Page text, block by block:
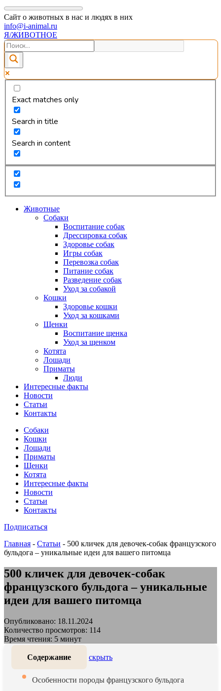
Сайт о животных в нас и людях в них
info@i-animal.ru
Я/ЖИВОТНОЕ
Exact matches only
Search in title
Search in content
Животные
Собаки
Воспитание собак
Дрессировка собак
Здоровье собак
Игры собак
Перевозка собак
Питание собак
Разведение собак
Уход за собакой
Кошки
Здоровье кошки
Уход за кошками
Щенки
Воспитание щенка
Уход за щенком
Котята
Лошади
Приматы
Люди
Интересные факты
Новости
Статьи
Контакты
Собаки
Кошки
Лошади
Приматы
Щенки
Котята
Интересные факты
Новости
Статьи
Контакты
Подписаться
Главная - Статьи - 500 кличек для девочек-собак французского
бульдога – уникальные идеи для вашего питомца
500 кличек для девочек-собак
французского бульдога – уникальные
идеи для вашего питомца
Опубликовано: 18.11.2024
Количество просмотров: 114
Время чтения: 5 минут
Содержание скрыть
Особенности породы французского бульдога